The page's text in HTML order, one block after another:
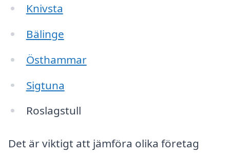
Knivsta
Bälinge
Östhammar
Sigtuna
Roslagstull
Det är viktigt att jämföra olika företag